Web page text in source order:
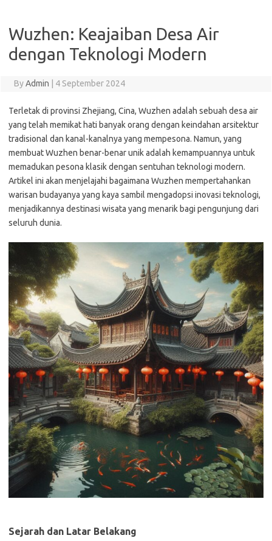
Wuzhen: Keajaiban Desa Air
dengan Teknologi Modern
ByAdmin 4 September 2024
Terletak di provinsi Zhejiang, Cina, Wuzhen adalah sebuah desa air
yang telah memikat hati banyak orang dengan keindahan arsitektur
tradisional dan kanal-kanalnya yang mempesona. Namun, yang
membuat Wuzhen benar-benar unik adalah kemampuannya untuk
memadukan pesona klasik dengan sentuhan teknologi modern.
Artikel ini akan menjelajahi bagaimana Wuzhen mempertahankan
warisan budayanya yang kaya sambil mengadopsi inovasi teknologi,
menjadikannya destinasi wisata yang menarik bagi pengunjung dari
seluruh dunia.
Sejarah dan Latar Belakang